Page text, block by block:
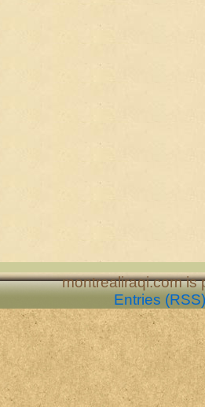
montrealiraqi.com
Entries (RSS)